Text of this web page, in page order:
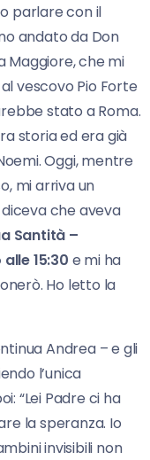
parlare con il
andato da Don
Maggiore, che mi
vescovo Pio Forte
stato a Roma.
storia ed era già
Oggi, mentre
mi arriva un
che aveva
Santità –
15:30 e mi ha
Ho letto la
Andrea – e gli
l’unica
“Lei Padre ci ha
la speranza. Io
invisibili non